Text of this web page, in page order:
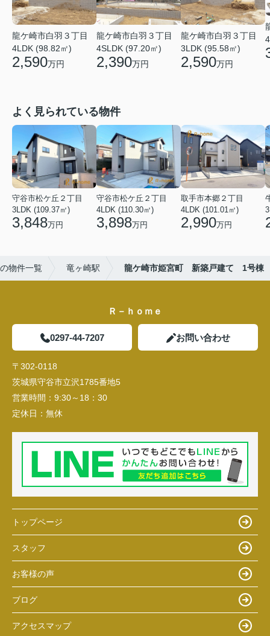
龍ケ崎市白羽３丁目
4LDK (98.82㎡)
2,590万円
龍ケ崎市白羽３丁目
4SLDK (97.20㎡)
2,390万円
龍ケ崎市白羽３丁目
3LDK (95.58㎡)
2,590万円
よく見られている物件
守谷市松ケ丘２丁目
3LDK (109.37㎡)
3,848万円
守谷市松ケ丘２丁目
4LDK (110.30㎡)
3,898万円
取手市本郷２丁目
4LDK (101.01㎡)
2,990万円
物件一覧 竜ヶ崎駅 龍ケ崎市姫宮町 新築戸建て 1号棟
Ｒ－ｈｏｍｅ
0297-44-7207 お問い合わせ
〒302-0118
茨城県守谷市立沢1785番地5
営業時間： 9:30～18：30
定休日： 無休
トップページ
スタッフ
お客様の声
ブログ
アクセスマップ